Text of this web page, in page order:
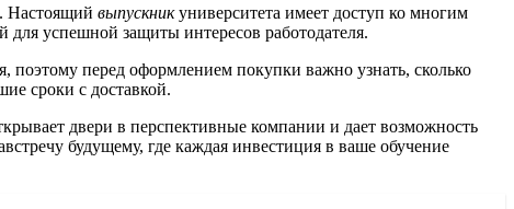
Настоящий выпускникуниверситета имеет доступ ко многим
для успешной защиты интересов работодателя.
поэтому перед оформлением покупки важно узнать, сколько
сроки с доставкой.
двери в перспективные компании и дает возможность
будущему, где каждая инвестиция в ваше обучение